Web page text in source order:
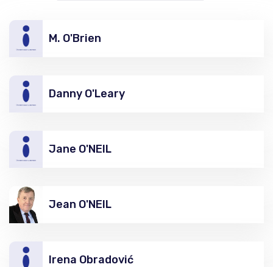
M. O'Brien
Danny O'Leary
Jane O'NEIL
Jean O'NEIL
Irena Obradović